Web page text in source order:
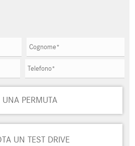
UNA PERMUTA
UN TEST DRIVE